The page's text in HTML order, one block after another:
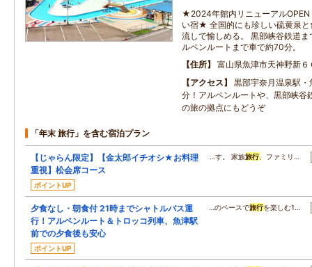
★2024年館内リニューアル
い宿★ 全国的にも珍しい硫黄泉
流しで愉しめる。 黒部峡谷鉄道
ルペンルートまで車で約70分。
住所
富山県魚津市天神野新６
アクセス
黒部宇奈月温泉駅
分！アルペンルートや、黒部峡谷
の旅の拠点にもどうぞ
「年末 旅行」を含む宿泊プラン
【じゃらん限定】【金太郎イチオシ★お料理
重視】松会席コース
ポイントUP
…す。 家族旅行、ファミリ…
夕食なし・朝食付 21時までシャトルバス運
行！アルペンルート＆トロッコ列車、魚津駅
前での夕食後も安心
ポイントUP
…のペースで旅行を楽しむ1…